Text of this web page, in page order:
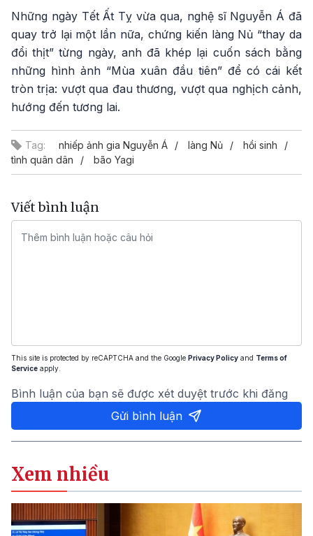
Những ngày Tết Ất Tỵ vừa qua, nghệ sĩ Nguyễn Á đã
quay trở lại một lần nữa, chứng kiến làng Nủ “thay da
đổi thịt” từng ngày, anh đã khép lại cuốn sách bằng
những hình ảnh “Mùa xuân đầu tiên” để có cái kết
tròn trịa: vượt qua đau thương, vượt qua nghịch cảnh,
hướng đến tương lai.
Tag: nhiếp ảnh gia Nguyễn Á làng Nủ
hồi sinh
tình quân dân
bão Yagi
Viết bình luận
This site is protected by reCAPTCHA and the Google Privacy Policy and Terms of
Service apply.
Bình luận của bạn sẽ được xét duyệt trước khi đăng
Gửi bình luận
Xem nhiều